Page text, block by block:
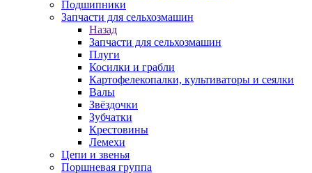
Подшипники
Запчасти для сельхозмашин
Назад
Запчасти для сельхозмашин
Плуги
Косилки и грабли
Картофелекопалки, культиваторы и сеялки
Валы
Звёздочки
Зубчатки
Крестовины
Лемехи
Цепи и звенья
Поршневая группа